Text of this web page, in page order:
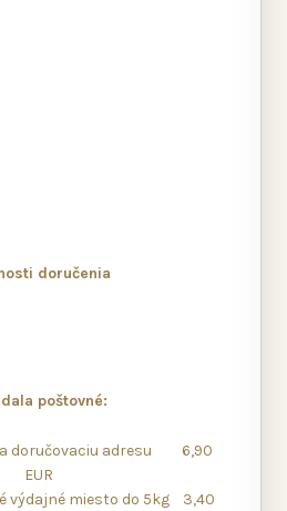
doručenia
poštovné:
doručovaciu adresu 6,90
EUR
výdajné miesto do 5kg 3,40